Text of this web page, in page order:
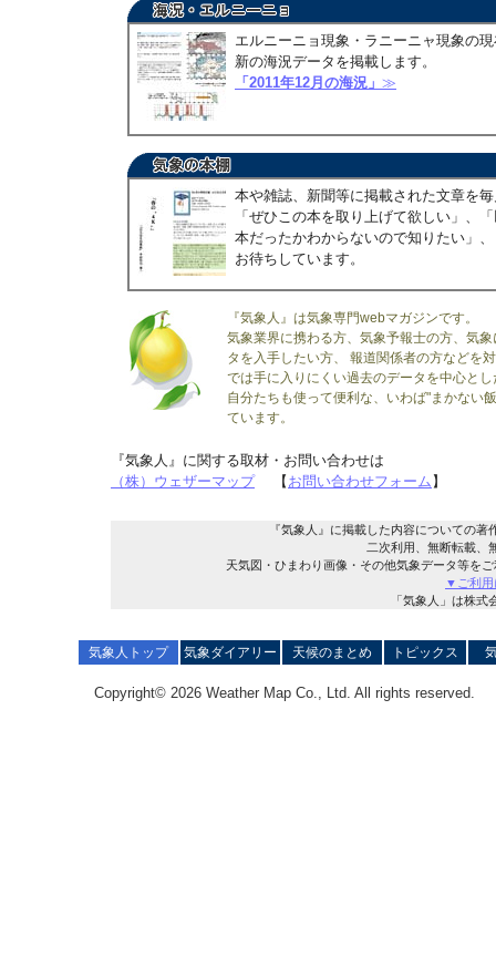
エルニーニョ現象・ラニーニャ現象の
新の海況データを掲載します。
「2011年12月の海況」 ≫
本や雑誌、新聞等に掲載された文章を
「ぜひこの本を取り上げて欲しい」、
本だったかわからないので知りたい」
お待ちしています。
『気象人』は気象専門webマガジンです。
気象業界に携わる方、気象予報士の方、気
タを入手したい方、 報道関係者の方などを
では手に入りにくい過去のデータを中心と
自分たちも使って便利な、いわば"まかない
ています。
『気象人』に関する取材・お問い合わせは
（株）ウェザーマップ【 お問い合わせフォーム 】
『気象人』に掲載した内容についての
二次利用、無断転載、
天気図・ひまわり画像・その他気象データ等を
▼ご利用
「気象人」は株
気象人トップ 気象ダイアリー 天候のまとめ トピックス
Copyright© 2026 Weather Map Co., Ltd. All rights reserved.